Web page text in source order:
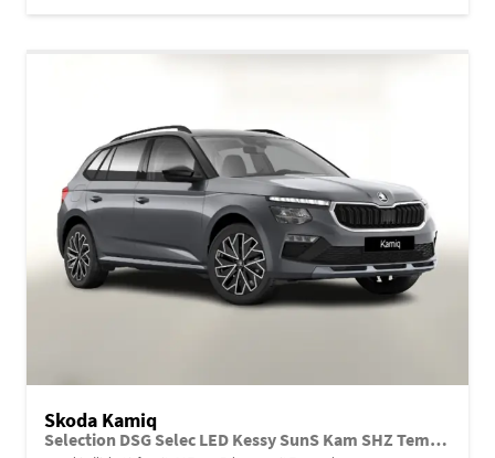
Skoda Kamiq
Selection DSG Selec LED Kessy SunS Kam SHZ Temp PDC